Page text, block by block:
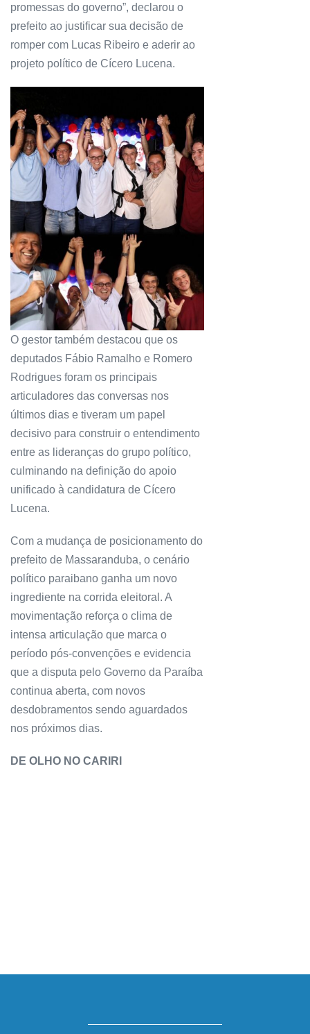
promessas do governo”, declarou o
prefeito ao justificar sua decisão de
romper com Lucas Ribeiro e aderir ao
projeto político de Cícero Lucena.
O gestor também destacou que os
deputados Fábio Ramalho e Romero
Rodrigues foram os principais
articuladores das conversas nos
últimos dias e tiveram um papel
decisivo para construir o entendimento
entre as lideranças do grupo político,
culminando na definição do apoio
unificado à candidatura de Cícero
Lucena.
Com a mudança de posicionamento do
prefeito de Massaranduba, o cenário
político paraibano ganha um novo
ingrediente na corrida eleitoral. A
movimentação reforça o clima de
intensa articulação que marca o
período pós-convenções e evidencia
que a disputa pelo Governo da Paraíba
continua aberta, com novos
desdobramentos sendo aguardados
nos próximos dias.
DE OLHO NO CARIRI